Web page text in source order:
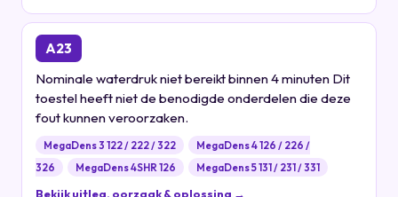
A23
Nominale waterdruk niet bereikt binnen 4 minuten Dit
toestel heeft niet de benodigde onderdelen die deze
fout kunnen veroorzaken.
MegaDens 3 122 / 222 / 322
MegaDens 4 126 / 226 /
326
MegaDens 4SHR 126 MegaDens 5 131 / 231 / 331
Bekijk uitleg, oorzaak & oplossing →